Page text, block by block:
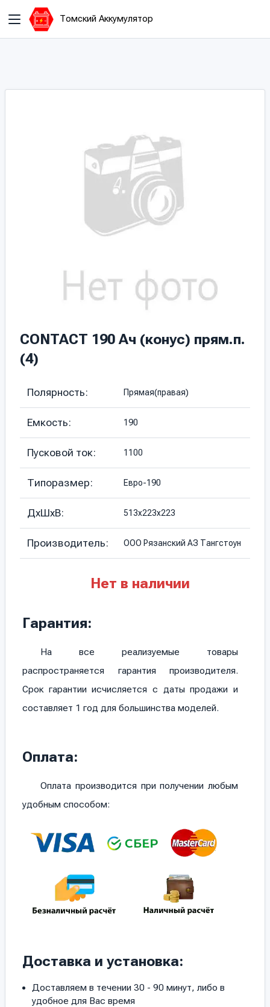
Томский Аккумулятор
CONTACT 190 Ач (конус) прям.п.
(4)
Полярность: Прямая(правая)
Емкость: 190
Пусковой ток: 1100
Типоразмер: Евро-190
ДхШхВ: 513х223х223
Производитель: ООО Рязанский АЗ Тангстоун
Нет в наличии
Гарантия:
На все реализуемые товары
распространяется гарантия производителя.
Срок гарантии исчисляется с даты продажи и
составляет 1 год для большинства моделей.
Оплата:
Оплата производится при получении любым
удобным способом:
Доставка и установка:
Доставляем в течении 30 - 90 минут, либо в
удобное для Вас время